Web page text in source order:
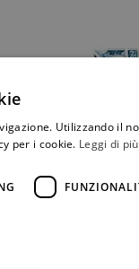
Utilizzando il
per i cookie. Leggi di più